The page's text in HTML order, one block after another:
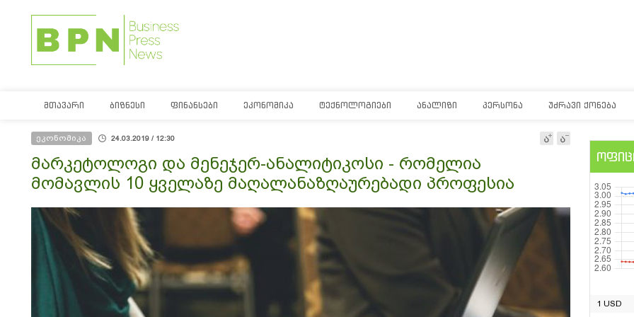
ᲛᲗᲐᲕᲐᲠᲘ ᲑᲘᲖᲜᲔᲡᲘ ᲤᲘᲜᲐᲜᲡᲔᲑᲘ ᲔᲙᲝᲜᲝᲛᲘᲙᲐ ᲢᲔᲥᲜᲝᲚᲝᲒᲘᲔᲑᲘ ᲐᲜᲐᲚᲘᲖᲘ ᲞᲔᲠᲡᲝᲜᲐ ᲣᲫᲠᲐᲕᲘ ᲥᲝᲜᲔᲑᲐ
ეკონომიკა 24.03.2019 / 12:30
მარკეტოლოგი და მენეჯერ-ანალიტიკოსი - რომელია
მომავლის 10 ყველაზე მაღალანაზღაურებადი პროფესია
1 USD